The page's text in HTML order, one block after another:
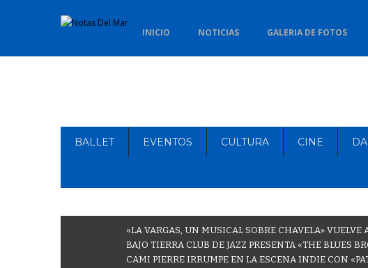
INICIO NOTICIAS GALERIA DE FOTOS
BALLET EVENTOS CULTURA CINE
«LA VARGAS, UN MUSICAL SOBRE CHAVELA»
BAJO TIERRA CLUB DE JAZZ PRESENTA «THE BLUES
CAMI PIERRE IRRUMPE EN LA ESCENA INDIE CON